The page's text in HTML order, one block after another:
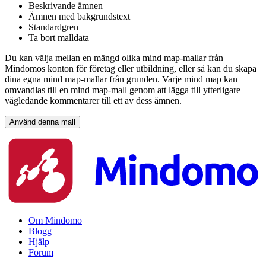
Beskrivande ämnen
Ämnen med bakgrundstext
Standardgren
Ta bort malldata
Du kan välja mellan en mängd olika mind map-mallar från
Mindomos konton för företag eller utbildning, eller så kan du skapa
dina egna mind map-mallar från grunden. Varje mind map kan
omvandlas till en mind map-mall genom att lägga till ytterligare
vägledande kommentarer till ett av dess ämnen.
Använd denna mall
Om Mindomo
Blogg
Hjälp
Forum